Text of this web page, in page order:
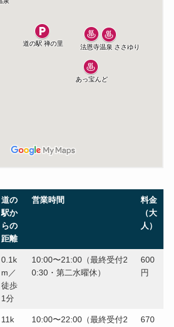
道の
駅か
らの
距離
営業時間
料金
（大
人）
0.1k
m／
徒歩
1分
10:00〜21:00（最終受付2
0:30・第二水曜休）
600
円
11k
10:00〜22:00（最終受付2
670